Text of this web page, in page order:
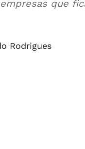
que
Rodrigues